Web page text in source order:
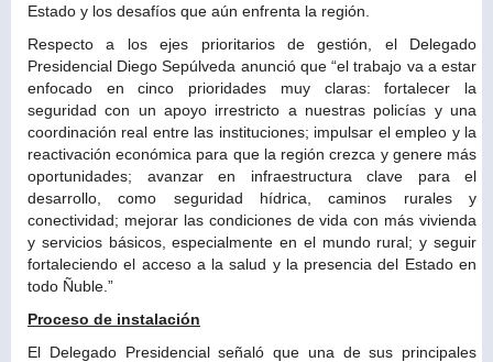
Estado y los desafíos que aún enfrenta la región.
Respecto a los ejes prioritarios de gestión, el Delegado
Presidencial Diego Sepúlveda anunció que “el trabajo va a estar
enfocado en cinco prioridades muy claras: fortalecer la
seguridad con un apoyo irrestricto a nuestras policías y una
coordinación real entre las instituciones; impulsar el empleo y la
reactivación económica para que la región crezca y genere más
oportunidades; avanzar en infraestructura clave para el
desarrollo, como seguridad hídrica, caminos rurales y
conectividad; mejorar las condiciones de vida con más vivienda
y servicios básicos, especialmente en el mundo rural; y seguir
fortaleciendo el acceso a la salud y la presencia del Estado en
todo Ñuble.”
Proceso de instalación
El Delegado Presidencial señaló que una de sus principales